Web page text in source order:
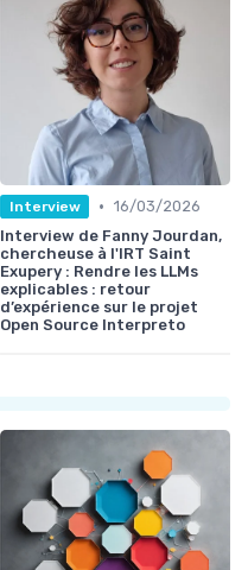
Interview • 16/03/2026
Interview de Fanny Jourdan,
chercheuse à l'IRT Saint
Exupery : Rendre les LLMs
explicables : retour
d’expérience sur le projet
Open Source Interpreto